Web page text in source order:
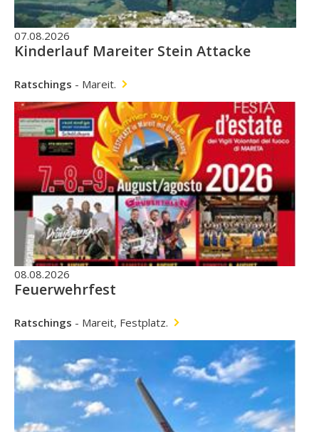
07.08.2026
Kinderlauf Mareiter Stein Attacke
Ratschings - Mareit.
08.08.2026
Feuerwehrfest
Ratschings - Mareit, Festplatz.